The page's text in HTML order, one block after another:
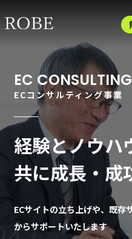
EC
ECコンサルティング事業
経験とノウハ
共に成長・成
ECサイトの立ち上げや、既存
からサポートいたします